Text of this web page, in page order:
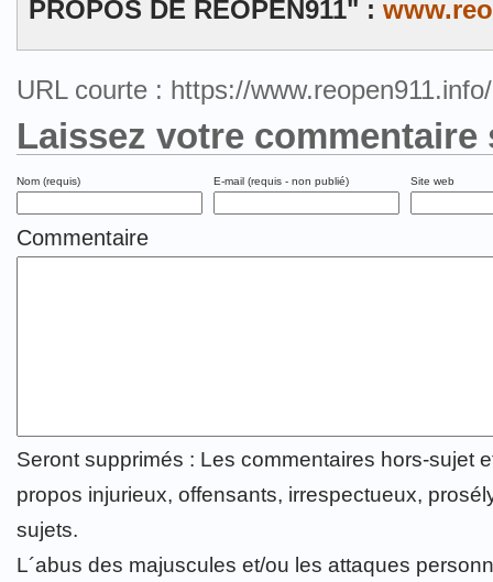
PROPOS DE REOPEN911" :
URL courte : https://
Laissez votre commentaire
Nom (requis) E-mail (requis - non publié) Site web
Commentaire
Seront supprimés : Les commentaires hors-sujet
propos injurieux, offensants, irrespectueux,
sujets.
L´abus des majuscules et/ou les attaques